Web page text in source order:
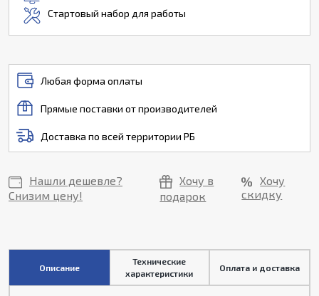
Стартовый набор для работы
Любая форма оплаты
Прямые поставки от производителей
Доставка по всей территории РБ
Нашли дешевле?
Снизим цену!
Хочу в
подарок
Хочу
скидку
Описание
Технические
характеристики
Оплата и доставка